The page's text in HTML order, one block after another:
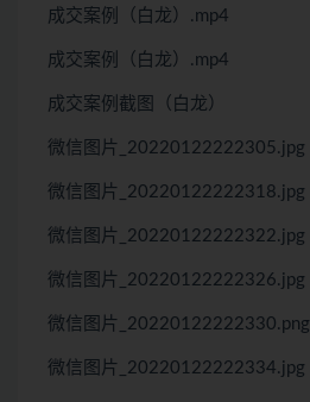
成交案例（白龙）.mp4
成交案例（白龙）.mp4
成交案例截图（白龙）
微信图片_20220122222305.jpg
微信图片_20220122222318.jpg
微信图片_20220122222322.jpg
微信图片_20220122222326.jpg
微信图片_20220122222330.png
微信图片_20220122222334.jpg